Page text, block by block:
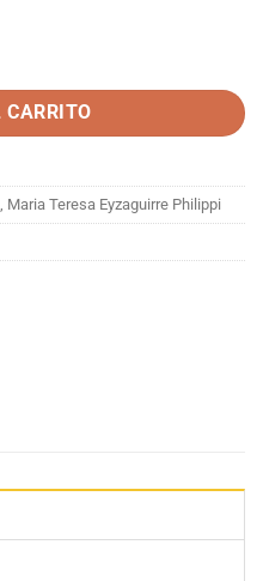
CARRITO
Teresa Eyzaguirre Philippi